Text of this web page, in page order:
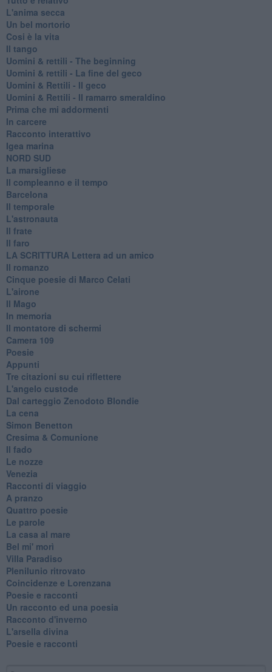
L'anima secca
Un bel mortorio
Cosi è la vita
Il tango
​Uomini & rettili - The beginning
​Uomini & rettili - La fine del geco
Uomini & Rettili - Il geco
Uomini & Rettili - Il ramarro smeraldino
Prima che mi addormenti
In carcere
Racconto interattivo
Igea marina
​NORD SUD
La marsigliese
Il compleanno e il tempo
Barcelona
Il temporale
L'astronauta
Il frate
Il faro
​LA SCRITTURA Lettera ad un amico
Il romanzo
Cinque poesie di Marco Celati
L'airone
Il Mago
In memoria
Il montatore di schermi
Camera 109
Poesie
Appunti
Tre citazioni su cui riflettere
L'angelo custode
Dal carteggio Zenodoto Blondie
La cena
Simon Benetton
Cresima & Comunione
Il fado
Le nozze
Venezia
Racconti di viaggio
A pranzo
Quattro poesie
Le parole
La casa al mare
Bel mi' morì
Villa Paradiso
Plenilunio ritrovato
Coincidenze e Lorenzana
Poesie e racconti
Un racconto ed una poesia
Racconto d'inverno
​L'arsella divina
Poesie e racconti